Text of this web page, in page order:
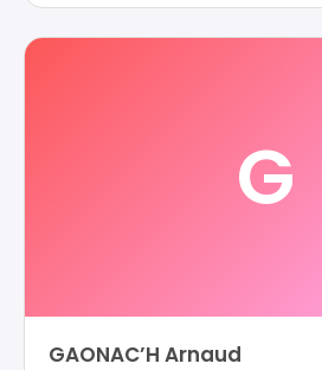
G
GAONAC’H Arnaud